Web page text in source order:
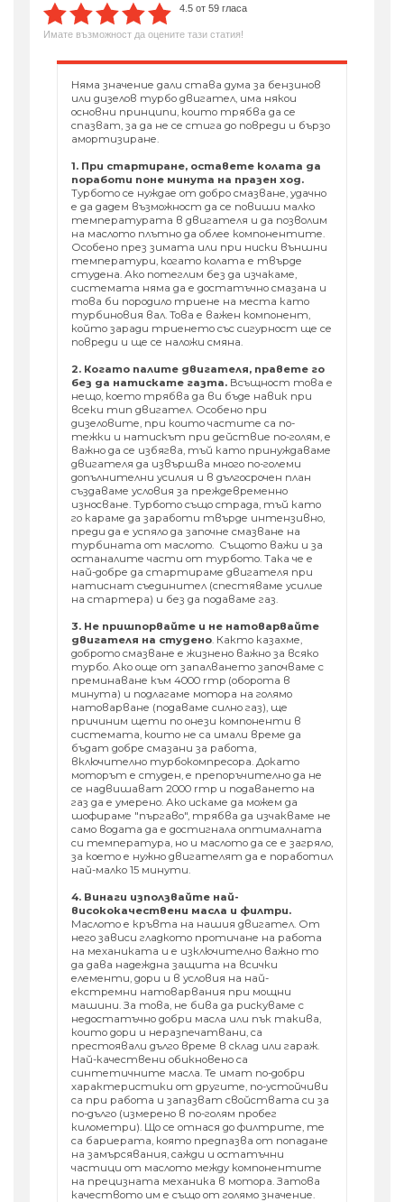
4.5 от 59 гласа
Имате възможност да оцените тази статия!
Няма значение дали става дума за бензинов
или дизелов турбо двигател, има някои
основни принципи, които трябва да се
спазват, за да не се стига до повреди и бързо
амортизиране.
1. При стартиране, оставете колата да
поработи поне минута на празен ход.
Турбото се нуждае от добро смазване, удачно
е да дадем възможност да се повиши малко
температурата в двигателя и да позволим
на маслото плътно да облее компонентите.
Особено през зимата или при ниски външни
температури, когато колата е твърде
студена. Ако потеглим без да изчакаме,
системата няма да е достатъчно смазана и
това би породило триене на места като
турбиновия вал. Това е важен компонент,
който заради триенето със сигурност ще се
повреди и ще се наложи смяна.
2. Когато палите двигателя, правете го
без да натискате газта. Всъщност това е
нещо, което трябва да ви бъде навик при
всеки тип двигател. Особено при
дизеловите, при които частите са по-
тежки и натискът при действие по-голям, е
важно да се избягва, тъй като принуждаваме
двигателя да извършва много по-големи
допълнителни усилия и в дългосрочен план
създаваме условия за преждевременно
износване. Турбото също страда, тъй като
го караме да заработи твърде интензивно,
преди да е успяло да започне смазване на
турбината от маслото. Същото важи и за
останалите части от турбото. Така че е
най-добре да стартираме двигателя при
натиснат съединител (спестяваме усилие
на стартера) и без да подаваме газ.
3. Не пришпорвайте и не натоварвайте
двигателя на студено . Както казахме,
доброто смазване е жизнено важно за всяко
турбо. Ако още от запалването започваме с
преминаване към 4000 rmp (оборота в
минута) и подлагаме мотора на голямо
натоварване (подаваме силно газ), ще
причиним щети по онези компоненти в
системата, които не са имали време да
бъдат добре смазани за работа,
включително турбокомпресора. Докато
моторът е студен, е препоръчително да не
се надвишават 2000 rmp и подаването на
газ да е умерено. Ако искаме да можем да
шофираме "пъргаво", трябва да изчакваме не
само водата да е достигнала оптималната
си температура, но и маслото да се е загряло,
за което е нужно двигателят да е поработил
най-малко 15 минути.
4. Винаги използвайте най-
висококачествени масла и филтри.
Маслото е кръвта на нашия двигател. От
него зависи гладкото протичане на работа
на механиката и е изключително важно то
да дава надеждна защита на всички
елементи, дори и в условия на най-
екстремни натоварвания при мощни
машини. За това, не бива да рискуваме с
недостатъчно добри масла или пък такива,
които дори и неразпечатвани, са
престоявали дълго време в склад или гараж.
Най-качествени обикновено са
синтетичните масла. Те имат по-добри
характеристики от другите, по-устойчиви
са при работа и запазват свойствата си за
по-дълго (измерено в по-голям пробег
километри). Що се отнася до филтрите, те
са бариерата, която предпазва от попадане
на замърсявания, сажди и остатъчни
частици от маслото между компонентите
на прецизната механика в мотора. Затова
качеството им е също от голямо значение.